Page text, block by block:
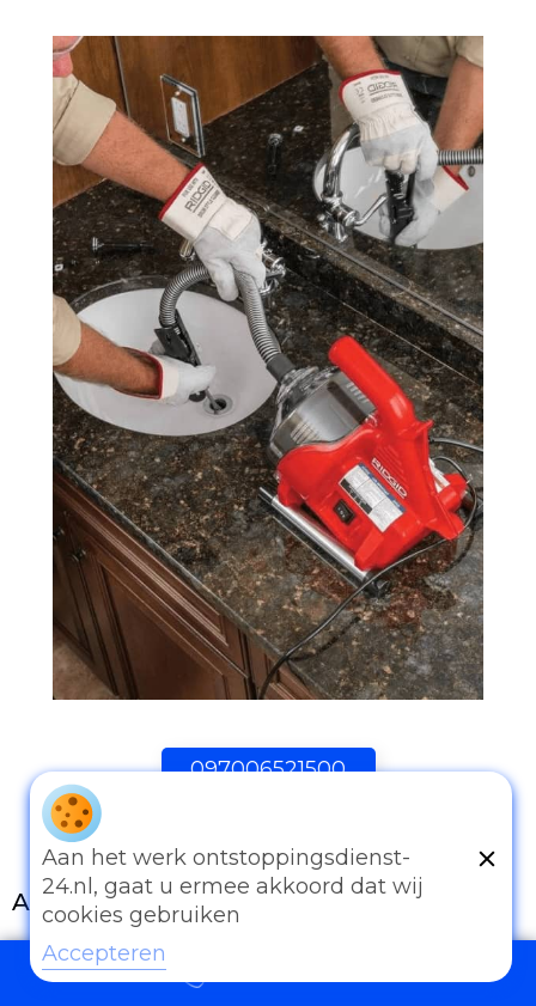
097006521500
Andere diensten
Eender welk probleem van afvoer of
rioleringswerken kan u met ons bespreken.
Aan het werk ontstoppingsdienst-
24.nl, gaat u ermee akkoord dat wij
cookies gebruiken
Accepteren